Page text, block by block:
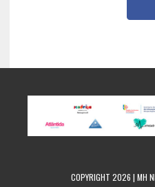
COPYRIGHT 2026 | MH